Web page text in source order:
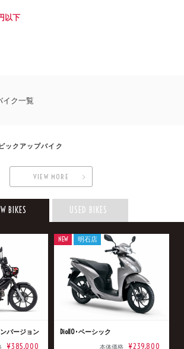
以下
イク一覧
クアップバイク
VIEW MORE
BIKES USED BIKES
バージョン
¥385,000
Dio110･ベーシック
本体価格 ¥239,800
NEW 明石店